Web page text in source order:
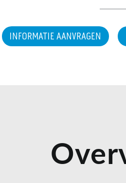
INFORMATIE AANVRAGEN